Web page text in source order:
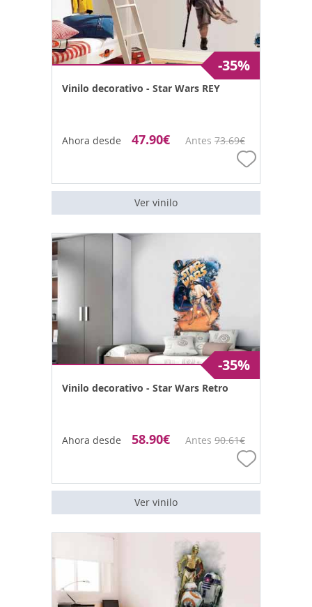
Vinilo decorativo - Star Wars REY
-35%
Ahora desde 47.90€ Antes 73.69€
Ver vinilo
Vinilo decorativo - Star Wars Retro
-35%
Ahora desde 58.90€ Antes 90.61€
Ver vinilo